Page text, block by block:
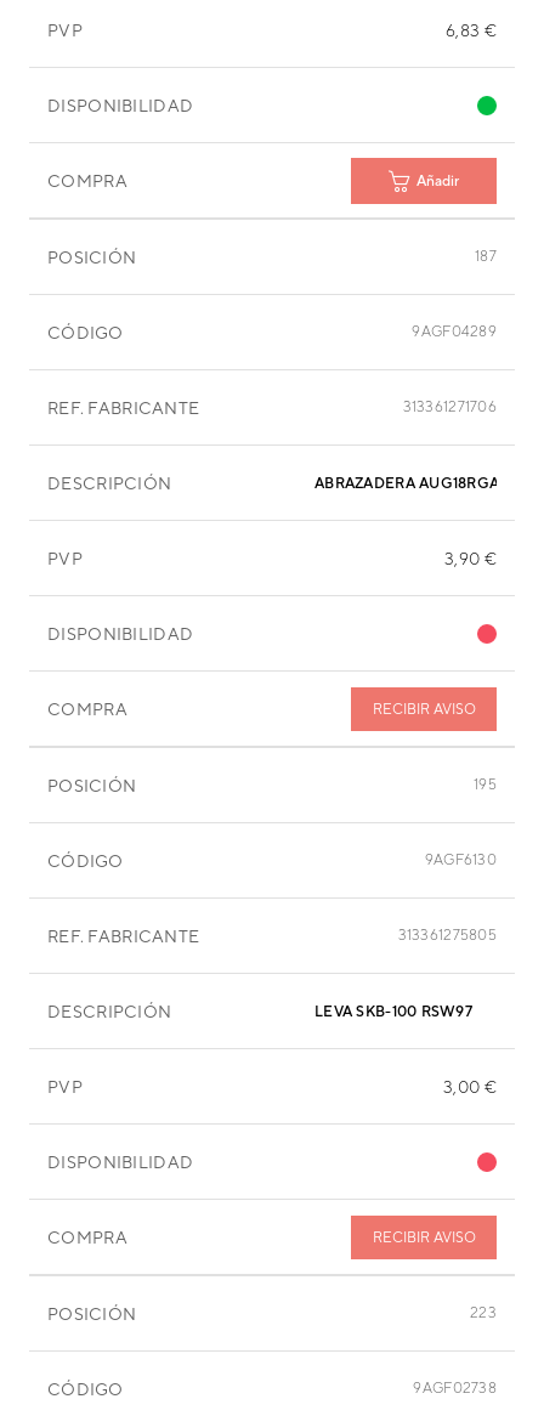
PVP 6,83 €
DISPONIBILIDAD
COMPRA Añadir
POSICIÓN 187
CÓDIGO 9AGF04289
REF. FABRICANTE 313361271706
DESCRIPCIÓN ABRAZADERA AUG18RGA
PVP 3,90 €
DISPONIBILIDAD
COMPRA RECIBIR AVISO
POSICIÓN 195
CÓDIGO 9AGF6130
REF. FABRICANTE 313361275805
DESCRIPCIÓN LEVA SKB-100 RSW97
PVP 3,00 €
DISPONIBILIDAD
COMPRA RECIBIR AVISO
POSICIÓN 223
CÓDIGO 9AGF02738